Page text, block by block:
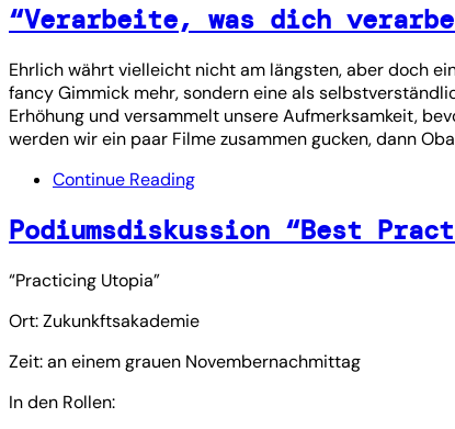
“Verarbeite, was dich
Ehrlich währt vielleicht nicht am längsten, aber doch
fancy Gimmick mehr, sondern eine als
Erhöhung und versammelt unsere Aufmerksamkeit,
werden wir ein paar Filme zusammen gucken, dann
Continue Reading
Podiumsdiskussion “Best
“Practicing Utopia”
Ort: Zukunkftsakademie
Zeit: an einem grauen Novembernachmittag
In den Rollen: